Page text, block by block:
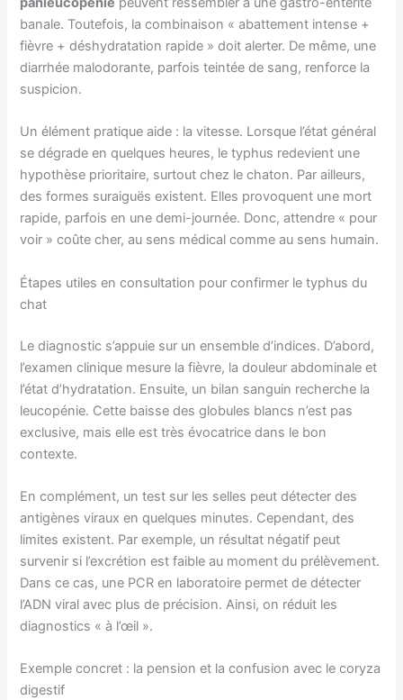
banale. Toutefois, la combinaison « abattement intense +
fièvre + déshydratation rapide » doit alerter. De même, une
diarrhée malodorante, parfois teintée de sang, renforce la
suspicion.
Un élément pratique aide : la vitesse. Lorsque l’état général
se dégrade en quelques heures, le typhus redevient une
hypothèse prioritaire, surtout chez le chaton. Par ailleurs,
des formes suraiguës existent. Elles provoquent une mort
rapide, parfois en une demi-journée. Donc, attendre « pour
voir » coûte cher, au sens médical comme au sens humain.
Étapes utiles en consultation pour confirmer le typhus du
chat
Le diagnostic s’appuie sur un ensemble d’indices. D’abord,
l’examen clinique mesure la fièvre, la douleur abdominale et
l’état d’hydratation. Ensuite, un bilan sanguin recherche la
leucopénie. Cette baisse des globules blancs n’est pas
exclusive, mais elle est très évocatrice dans le bon
contexte.
En complément, un test sur les selles peut détecter des
antigènes viraux en quelques minutes. Cependant, des
limites existent. Par exemple, un résultat négatif peut
survenir si l’excrétion est faible au moment du prélèvement.
Dans ce cas, une PCR en laboratoire permet de détecter
l’ADN viral avec plus de précision. Ainsi, on réduit les
diagnostics « à l’œil ».
Exemple concret : la pension et la confusion avec le coryza
digestif